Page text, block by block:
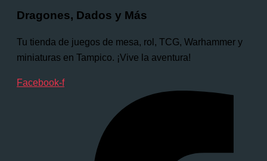
Dragones, Dados y Más
Tu tienda de juegos de mesa, rol, TCG, Warhammer y
miniaturas en Tampico. ¡Vive la aventura!
Facebook-f